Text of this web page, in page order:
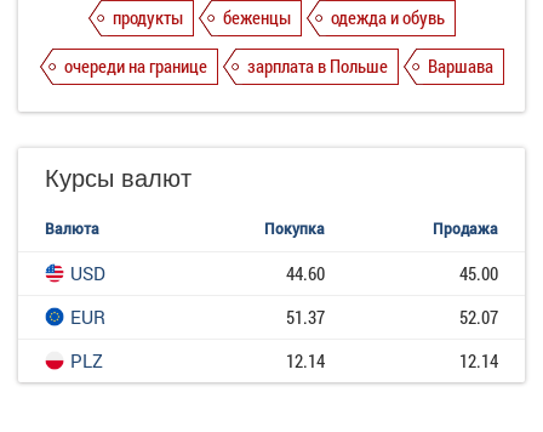
продукты
беженцы
одежда и обувь
очереди на границе
зарплата в Польше Варшава
Курсы валют
Валюта Покупка Продажа
USD 44.60
45.00
EUR
51.37
52.07
PLZ
12.14 12.14